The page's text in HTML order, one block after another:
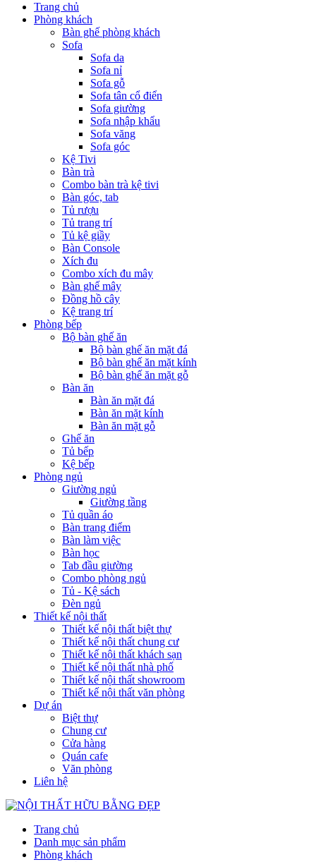
Trang chủ
Phòng khách
Bàn ghế phòng khách
Sofa
Sofa da
Sofa nỉ
Sofa gỗ
Sofa tân cổ điển
Sofa giường
Sofa nhập khẩu
Sofa văng
Sofa góc
Kệ Tivi
Bàn trà
Combo bàn trà kệ tivi
Bàn góc, tab
Tủ rượu
Tủ trang trí
Tủ kệ giầy
Bàn Console
Xích đu
Combo xích đu mây
Bàn ghế mây
Đồng hồ cây
Kệ trang trí
Phòng bếp
Bộ bàn ghế ăn
Bộ bàn ghế ăn mặt đá
Bộ bàn ghế ăn mặt kính
Bộ bàn ghế ăn mặt gỗ
Bàn ăn
Bàn ăn mặt đá
Bàn ăn mặt kính
Bàn ăn mặt gỗ
Ghế ăn
Tủ bếp
Kệ bếp
Phòng ngủ
Giường ngủ
Giường tầng
Tủ quần áo
Bàn trang điểm
Bàn làm việc
Bàn học
Tab đầu giường
Combo phòng ngủ
Tủ - Kệ sách
Đèn ngủ
Thiết kế nội thất
Thiết kế nội thất biệt thự
Thiết kế nội thất chung cư
Thiết kế nội thất khách sạn
Thiết kế nội thất nhà phố
Thiết kế nội thất showroom
Thiết kế nội thất văn phòng
Dự án
Biệt thự
Chung cư
Cửa hàng
Quán cafe
Văn phòng
Liên hệ
Trang chủ
Danh mục sản phẩm
Phòng khách